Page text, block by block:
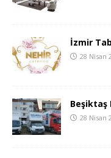
İzmir
28 Nisan
Beşiktaş
28 Nisan